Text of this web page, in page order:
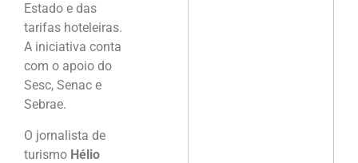
Estado e das
tarifas hoteleiras.
A iniciativa conta
com o apoio do
Sesc, Senac e
Sebrae.
O jornalista de
turismo Hélio